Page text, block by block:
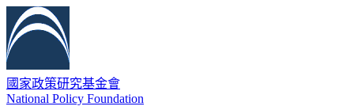
國家政策研究基金會
National Policy Foundation